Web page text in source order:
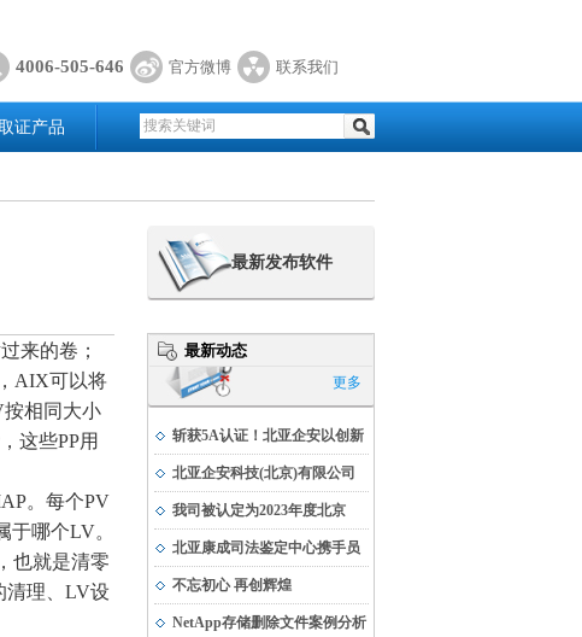
4006-505-646 官方微博 联系我们
证产品
来的卷；
AIX可以将
相同大小
这些PP用
。每个PV
于哪个LV。
也就是清零
清理、LV设
最新发布软件
最新动态
更多
斩获5A认证！北亚企安以创新
实力书写科技发展新篇
北亚企安科技(北京)有限公司
荣获公安部科学技术奖
我司被认定为2023年度北京
市“专精特新”中小企业
北亚康成司法鉴定中心携手员
工，与受灾地区共渡难关
不忘初心 再创辉煌
NetApp存储删除文件案例分析